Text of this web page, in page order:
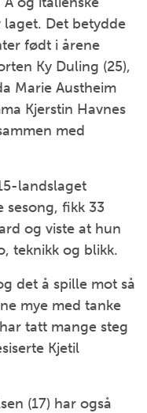
Det betydde
født i årene
Ky Duling (25),
Marie Austheim
Kjerstin Havnes
med
landslaget
sesong, fikk 33
og viste at hun
teknikk og blikk.
det å spille mot så
mye med tanke
tatt mange steg
Kjetil
(17) har også